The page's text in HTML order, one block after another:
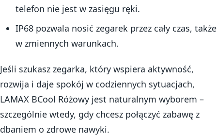
telefon nie jest w zasięgu ręki.
IP68 pozwala nosić zegarek przez cały czas, także
w zmiennych warunkach.
Jeśli szukasz zegarka, który wspiera aktywność,
rozwija i daje spokój w codziennych sytuacjach,
LAMAX BCool Różowy jest naturalnym wyborem –
szczególnie wtedy, gdy chcesz połączyć zabawę z
dbaniem o zdrowe nawyki.